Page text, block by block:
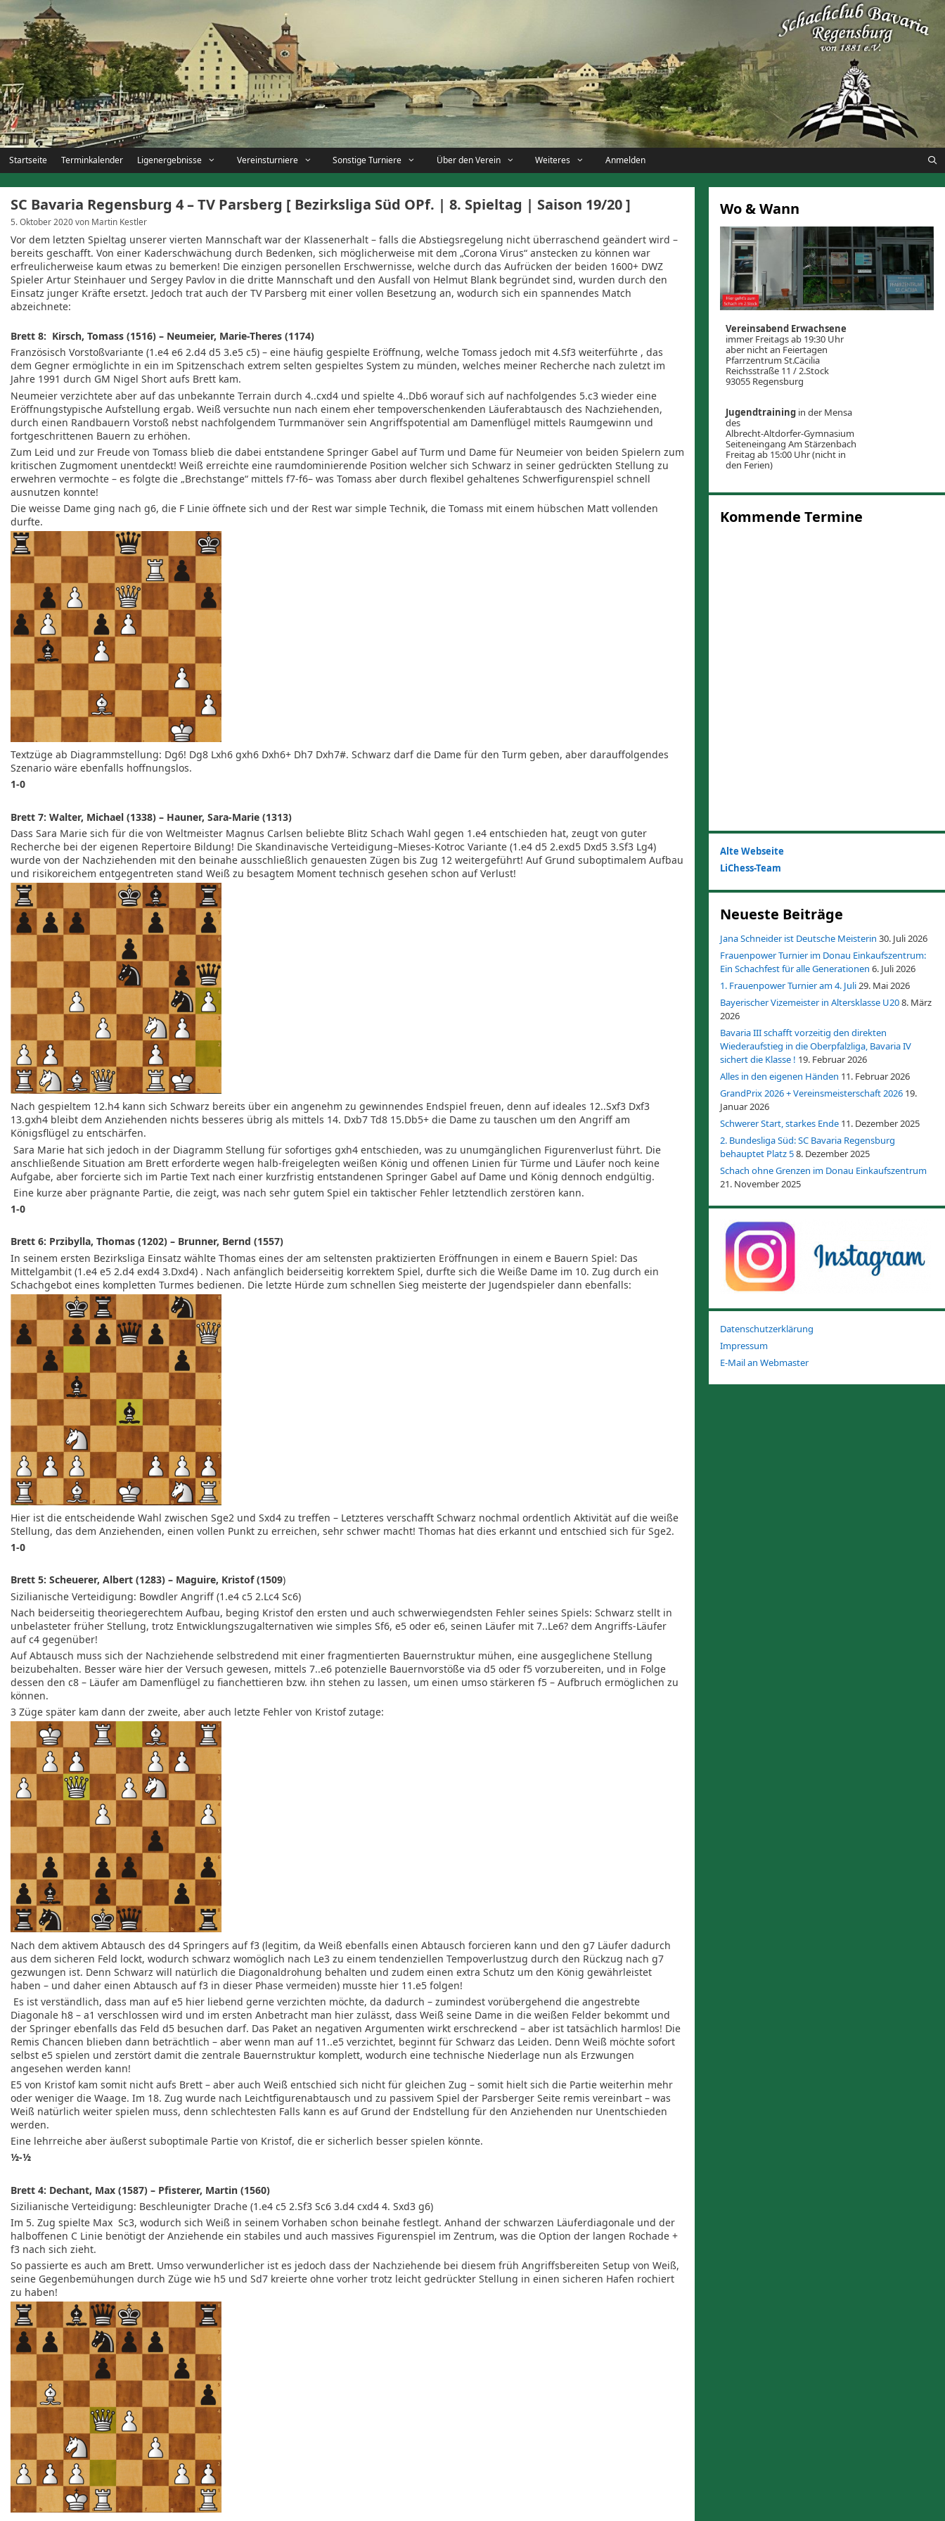
Inhalt
springen
Startseite Terminkalender Ligenergebnisse Vereinsturniere Sonstige Turniere Über den Verein Weiteres Anmelden
SC Bavaria Regensburg 4 – TV Parsberg [ Bezirksliga Süd OPf. | 8. Spieltag | Saison 19/20 ]
5. Oktober 2020von Martin Kestler
Vor dem letzten Spieltag unserer vierten Mannschaft war der Klassenerhalt – falls die Abstiegsregelung nicht überraschend geändert wird –
bereits geschafft. Von einer Kaderschwächung durch Bedenken, sich möglicherweise mit dem „Corona Virus“ anstecken zu können war
erfreulicherweise kaum etwas zu bemerken! Die einzigen personellen Erschwernisse, welche durch das Aufrücken der beiden 1600+ DWZ
Spieler Artur Steinhauer und Sergey Pavlov in die dritte Mannschaft und den Ausfall von Helmut Blank begründet sind, wurden durch den
Einsatz junger Kräfte ersetzt. Jedoch trat auch der TV Parsberg mit einer vollen Besetzung an, wodurch sich ein spannendes Match
abzeichnete:
Brett 8: Kirsch, Tomass (1516) – Neumeier, Marie-Theres (1174)
Französisch Vorstoßvariante (1.e4 e6 2.d4 d5 3.e5 c5) – eine häufig gespielte Eröffnung, welche Tomass jedoch mit 4.Sf3 weiterführte , das
dem Gegner ermöglichte in ein im Spitzenschach extrem selten gespieltes System zu münden, welches meiner Recherche nach zuletzt im
Jahre 1991 durch GM Nigel Short aufs Brett kam.
Neumeier verzichtete aber auf das unbekannte Terrain durch 4..cxd4 und spielte 4..Db6 worauf sich auf nachfolgendes 5.c3 wieder eine
Eröffnungstypische Aufstellung ergab. Weiß versuchte nun nach einem eher tempoverschenkenden Läuferabtausch des Nachziehenden,
durch einen Randbauern Vorstoß nebst nachfolgendem Turmmanöver sein Angriffspotential am Damenflügel mittels Raumgewinn und
fortgeschrittenen Bauern zu erhöhen.
Zum Leid und zur Freude von Tomass blieb die dabei entstandene Springer Gabel auf Turm und Dame für Neumeier von beiden Spielern zum
kritischen Zugmoment unentdeckt! Weiß erreichte eine raumdominierende Position welcher sich Schwarz in seiner gedrückten Stellung zu
erwehren vermochte – es folgte die „Brechstange“ mittels f7-f6– was Tomass aber durch flexibel gehaltenes Schwerfigurenspiel schnell
ausnutzen konnte!
Die weisse Dame ging nach g6, die F Linie öffnete sich und der Rest war simple Technik, die Tomass mit einem hübschen Matt vollenden
durfte.
Textzüge ab Diagrammstellung: Dg6! Dg8 Lxh6 gxh6 Dxh6+ Dh7 Dxh7#. Schwarz darf die Dame für den Turm geben, aber darauffolgendes
Szenario wäre ebenfalls hoffnungslos.
1-0
Brett 7: Walter, Michael (1338) – Hauner, Sara-Marie (1313)
Dass Sara Marie sich für die von Weltmeister Magnus Carlsen beliebte Blitz Schach Wahl gegen 1.e4 entschieden hat, zeugt von guter
Recherche bei der eigenen Repertoire Bildung! Die Skandinavische Verteidigung–Mieses-Kotroc Variante (1.e4 d5 2.exd5 Dxd5 3.Sf3 Lg4)
wurde von der Nachziehenden mit den beinahe ausschließlich genauesten Zügen bis Zug 12 weitergeführt! Auf Grund suboptimalem Aufbau
und risikoreichem entgegentreten stand Weiß zu besagtem Moment technisch gesehen schon auf Verlust!
Nach gespieltem 12.h4 kann sich Schwarz bereits über ein angenehm zu gewinnendes Endspiel freuen, denn auf ideales 12..Sxf3 Dxf3
13.gxh4 bleibt dem Anziehenden nichts besseres übrig als mittels 14. Dxb7 Td8 15.Db5+ die Dame zu tauschen um den Angriff am
Königsflügel zu entschärfen.
Sara Marie hat sich jedoch in der Diagramm Stellung für sofortiges gxh4 entschieden, was zu unumgänglichen Figurenverlust führt. Die
anschließende Situation am Brett erforderte wegen halb-freigelegten weißen König und offenen Linien für Türme und Läufer noch keine
Aufgabe, aber forcierte sich im Partie Text nach einer kurzfristig entstandenen Springer Gabel auf Dame und König dennoch endgültig.
Eine kurze aber prägnante Partie, die zeigt, was nach sehr gutem Spiel ein taktischer Fehler letztendlich zerstören kann.
1-0
Brett 6: Przibylla, Thomas (1202) – Brunner, Bernd (1557)
In seinem ersten Bezirksliga Einsatz wählte Thomas eines der am seltensten praktizierten Eröffnungen in einem e Bauern Spiel: Das
Mittelgambit (1.e4 e5 2.d4 exd4 3.Dxd4) . Nach anfänglich beiderseitig korrektem Spiel, durfte sich die Weiße Dame im 10. Zug durch ein
Schachgebot eines kompletten Turmes bedienen. Die letzte Hürde zum schnellen Sieg meisterte der Jugendspieler dann ebenfalls:
Hier ist die entscheidende Wahl zwischen Sge2 und Sxd4 zu treffen – Letzteres verschafft Schwarz nochmal ordentlich Aktivität auf die weiße
Stellung, das dem Anziehenden, einen vollen Punkt zu erreichen, sehr schwer macht! Thomas hat dies erkannt und entschied sich für Sge2.
1-0
Brett 5: Scheuerer, Albert (1283) – Maguire, Kristof (1509)
Sizilianische Verteidigung: Bowdler Angriff (1.e4 c5 2.Lc4 Sc6)
Nach beiderseitig theoriegerechtem Aufbau, beging Kristof den ersten und auch schwerwiegendsten Fehler seines Spiels: Schwarz stellt in
unbelasteter früher Stellung, trotz Entwicklungszugalternativen wie simples Sf6, e5 oder e6, seinen Läufer mit 7..Le6? dem Angriffs-Läufer
auf c4 gegenüber!
Auf Abtausch muss sich der Nachziehende selbstredend mit einer fragmentierten Bauernstruktur mühen, eine ausgeglichene Stellung
beizubehalten. Besser wäre hier der Versuch gewesen, mittels 7..e6 potenzielle Bauernvorstöße via d5 oder f5 vorzubereiten, und in Folge
dessen den c8 – Läufer am Damenflügel zu fianchettieren bzw. ihn stehen zu lassen, um einen umso stärkeren f5 – Aufbruch ermöglichen zu
können.
3 Züge später kam dann der zweite, aber auch letzte Fehler von Kristof zutage:
Nach dem aktivem Abtausch des d4 Springers auf f3 (legitim, da Weiß ebenfalls einen Abtausch forcieren kann und den g7 Läufer dadurch
aus dem sicheren Feld lockt, wodurch schwarz womöglich nach Le3 zu einem tendenziellen Tempoverlustzug durch den Rückzug nach g7
gezwungen ist. Denn Schwarz will natürlich die Diagonaldrohung behalten und zudem einen extra Schutz um den König gewährleistet
haben – und daher einen Abtausch auf f3 in dieser Phase vermeiden) musste hier 11.e5 folgen!
Es ist verständlich, dass man auf e5 hier liebend gerne verzichten möchte, da dadurch – zumindest vorübergehend die angestrebte
Diagonale h8 – a1 verschlossen wird und im ersten Anbetracht man hier zulässt, dass Weiß seine Dame in die weißen Felder bekommt und
der Springer ebenfalls das Feld d5 besuchen darf. Das Paket an negativen Argumenten wirkt erschreckend – aber ist tatsächlich harmlos! Die
Remis Chancen blieben dann beträchtlich – aber wenn man auf 11..e5 verzichtet, beginnt für Schwarz das Leiden. Denn Weiß möchte sofort
selbst e5 spielen und zerstört damit die zentrale Bauernstruktur komplett, wodurch eine technische Niederlage nun als Erzwungen
angesehen werden kann!
E5 von Kristof kam somit nicht aufs Brett – aber auch Weiß entschied sich nicht für gleichen Zug – somit hielt sich die Partie weiterhin mehr
oder weniger die Waage. Im 18. Zug wurde nach Leichtfigurenabtausch und zu passivem Spiel der Parsberger Seite remis vereinbart – was
Weiß natürlich weiter spielen muss, denn schlechtesten Falls kann es auf Grund der Endstellung für den Anziehenden nur Unentschieden
werden.
Eine lehrreiche aber äußerst suboptimale Partie von Kristof, die er sicherlich besser spielen könnte.
½-½
Brett 4: Dechant, Max (1587) – Pfisterer, Martin (1560)
Sizilianische Verteidigung: Beschleunigter Drache (1.e4 c5 2.Sf3 Sc6 3.d4 cxd4 4. Sxd3 g6)
Im 5. Zug spielte Max Sc3, wodurch sich Weiß in seinem Vorhaben schon beinahe festlegt. Anhand der schwarzen Läuferdiagonale und der
halboffenen C Linie benötigt der Anziehende ein stabiles und auch massives Figurenspiel im Zentrum, was die Option der langen Rochade +
f3 nach sich zieht.
So passierte es auch am Brett. Umso verwunderlicher ist es jedoch dass der Nachziehende bei diesem früh Angriffsbereiten Setup von Weiß,
seine Gegenbemühungen durch Züge wie h5 und Sd7 kreierte ohne vorher trotz leicht gedrückter Stellung in einen sicheren Hafen rochiert
zu haben!
Wo & Wann
Vereinsabend Erwachsene
immer Freitags ab 19:30 Uhr
aber nicht an Feiertagen
Pfarrzentrum St.Cäcilia
Reichsstraße 11 / 2.Stock
93055 Regensburg
Jugendtraining in der Mensa
des
Albrecht-Altdorfer-Gymnasium
Seiteneingang Am Stärzenbach
Freitag ab 15:00 Uhr (nicht in
den Ferien)
Kommende Termine
Alte Webseite
LiChess-Team
Neueste Beiträge
Jana Schneider ist Deutsche Meisterin 30. Juli 2026
Frauenpower Turnier im Donau Einkaufszentrum:
Ein Schachfest für alle Generationen 6. Juli 2026
1. Frauenpower Turnier am 4. Juli29. Mai 2026
Bayerischer Vizemeister in Altersklasse U208. März
2026
Bavaria III schafft vorzeitig den direkten
Wiederaufstieg in die Oberpfalzliga, Bavaria IV
sichert die Klasse ! 19. Februar 2026
Alles in den eigenen Händen 11. Februar 2026
GrandPrix 2026 + Vereinsmeisterschaft 2026 19.
Januar 2026
Schwerer Start, starkes Ende 11. Dezember 2025
2. Bundesliga Süd: SC Bavaria Regensburg
behauptet Platz 58. Dezember 2025
Schach ohne Grenzen im Donau Einkaufszentrum
21. November 2025
Datenschutzerklärung
Impressum
E-Mail an Webmaster